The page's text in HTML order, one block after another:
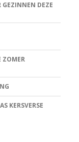
GEZINNEN DEZE
ZOMER
KERSVERSE